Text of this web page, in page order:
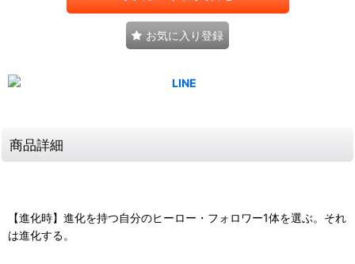
お気に入り登録
商品詳細
【進化時】進化を持つ自分のヒーロー・フォロワー1体を選ぶ。それ
は進化する。